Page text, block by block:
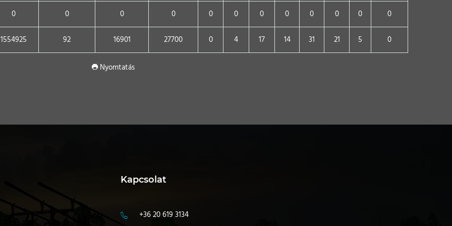
0 0 0 0 0 0 0 0 0 0 0 0
1554925 92 16901 27700 0 4 17 14 31 21 5 0
Nyomtatás
Kapcsolat
+36 20 619 3134